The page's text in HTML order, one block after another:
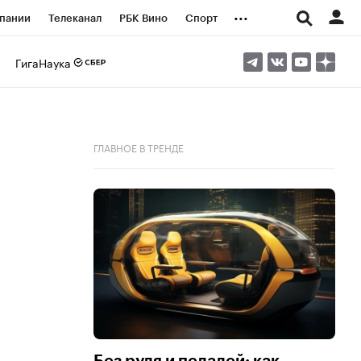
Телеканал РБК Вино Спорт ...
ГигаНаука
ГЛАВНОЕ В ТРЕНДЕ